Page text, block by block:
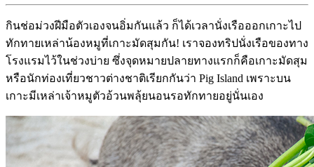
กินช่อม่วงฝีมือตัวเองจนอิ่มกันแล้ว ก็ได้เวลานั่งเรือออกเกาะไป
ทักทายเหล่าน้องหมูที่เกาะมัดสุมกัน! เราจองทริปนั่งเรือของทาง
โรงแรมไว้ในช่วงบ่าย ซึ่งจุดหมายปลายทางแรกก็คือเกาะมัดสุม
หรือนักท่องเที่ยวชาวต่างชาติเรียกกันว่า Pig Island เพราะบน
เกาะมีเหล่าเจ้าหมูตัวอ้วนพลุ้ยนอนรอทักทายอยู่นั่นเอง